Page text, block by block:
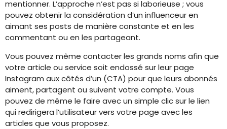
mentionner. L’approche n’est pas si laborieuse ; vous
pouvez obtenir la considération d’un influenceur en
aimant ses posts de manière constante et en les
commentant ou en les partageant.
Vous pouvez même contacter les grands noms afin que
votre article ou service soit endossé sur leur page
Instagram aux côtés d’un (CTA) pour que leurs abonnés
aiment, partagent ou suivent votre compte. Vous
pouvez de même le faire avec un simple clic sur le lien
qui redirigera l’utilisateur vers votre page avec les
articles que vous proposez.